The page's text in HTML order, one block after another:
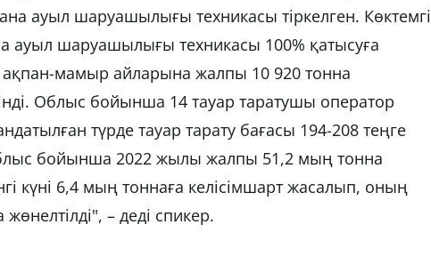
ауыл шаруашылығы техникасы тіркелген. Көктемгі
ауыл шаруашылығы техникасы 100% қатысуға
мамыр айларына жалпы 10 920 тонна
Облыс бойынша 14 тауар таратушы оператор
түрде тауар тарату бағасы 194-208 теңге
бойынша 2022 жылы жалпы 51,2 мың тонна
күні 6,4 мың тоннаға келісімшарт жасалып, оның
– деді спикер.